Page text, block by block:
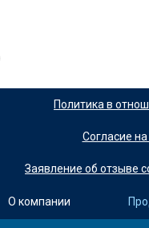
Политика в
Согласие
Заявление об отзыве
О компании